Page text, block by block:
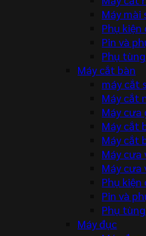
Máy mài
Phụ kiện
Pin và
Phụ
Máy cắt bàn
máy cắt
Máy cắt
Máy cưa
Máy cắt
Máy cắt
Máy cưa
Máy cưa
Phụ kiện
Pin và
Phụ
Máy đục